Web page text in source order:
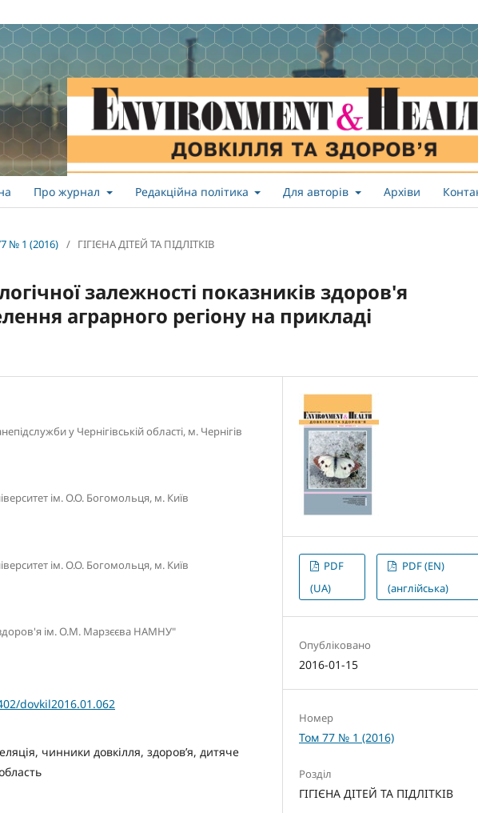
Про журнал Редакційна політика Для авторів Архіви
№ 1 (2016) / ГІГІЄНА ДІТЕЙ ТА ПІДЛІТКІВ
залежності показників здоров'я
аграрного регіону на прикладі
у Чернігівській області, м. Чернігів
ім. О.О. Богомольця, м. Київ
ім. О.О. Богомольця, м. Київ
ім. О.М. Марзєєва НАМНУ"
dovkil2016.01.062
чинники довкілля, здоров’я, дитяче
PDF
(UA)
PDF (EN)
(англійська)
Опубліковано
2016-01-15
Номер
Том 77 № 1 (2016)
Розділ
ГІГІЄНА ДІТЕЙ ТА ПІДЛІТКІВ